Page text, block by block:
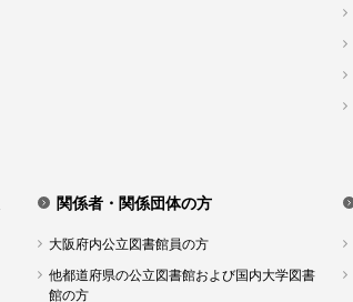
関係者・関係団体の方
大阪府内公立図書館員の方
他都道府県の公立図書館および国内大学図書
館の方